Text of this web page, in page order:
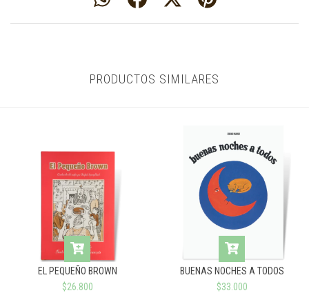
PRODUCTOS SIMILARES
EL PEQUEÑO BROWN
$26.800
BUENAS NOCHES A TODOS
$33.000